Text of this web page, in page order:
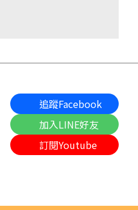
追蹤Facebook
加入LINE好友
訂閱Youtube